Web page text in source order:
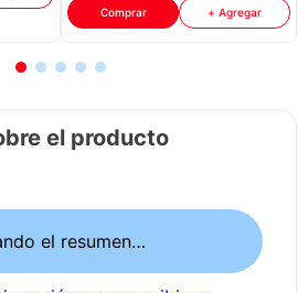
Comprar + Agregar
el producto
el resumen…